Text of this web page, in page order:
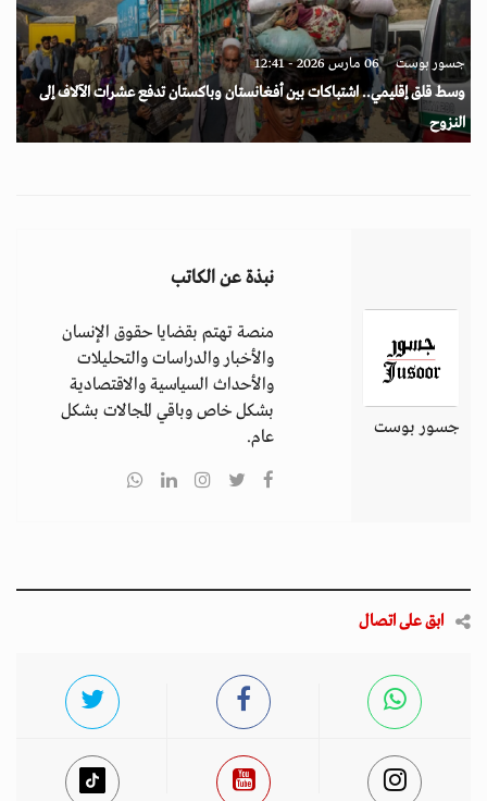
جسور بوست 06 مارس 2026 - 12:41
وسط قلق إقليمي.. اشتباكات بين أفغانستان وباكستان تدفع عشرات الآلاف إلى
النزوح
جسور بوست
نبذة عن الكاتب
منصة تهتم بقضايا حقوق الإنسان
والأخبار والدراسات والتحليلات
والأحداث السياسية والاقتصادية
بشكل خاص وباقي المجالات بشكل
عام.
ابق على اتصال